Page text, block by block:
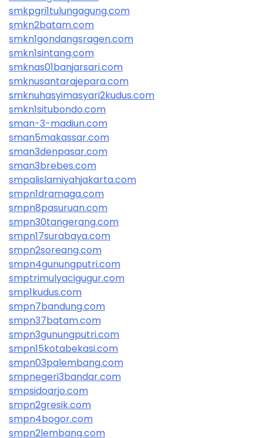
smkpgri1tulungagung.com
smkn2batam.com
smkn1gondangsragen.com
smkn1sintang.com
smknas01banjarsari.com
smknusantarajepara.com
smknuhasyimasyari2kudus.com
smkn1situbondo.com
sman-3-madiun.com
sman5makassar.com
sman3denpasar.com
sman3brebes.com
smpalislamiyahjakarta.com
smpn1dramaga.com
smpn8pasuruan.com
smpn30tangerang.com
smpn17surabaya.com
smpn2soreang.com
smpn4gunungputri.com
smptrimulyacigugur.com
smp1kudus.com
smpn7bandung.com
smpn37batam.com
smpn3gunungputri.com
smpn15kotabekasi.com
smpn03palembang.com
smpnegeri3bandar.com
smpsidoarjo.com
smpn2gresik.com
smpn4bogor.com
smpn2lembang.com